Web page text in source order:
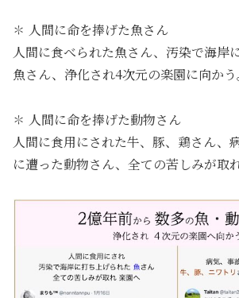
✽ 人間に命を捧げた魚さん
人間に食べられた魚さん、汚染で海岸
魚さん、浄化され4次元の楽園に向かう
✽ 人間に命を捧げた動物さん
人間に食用にされた牛、豚、鶏さん、
に遭った動物さん、全ての苦しみが取